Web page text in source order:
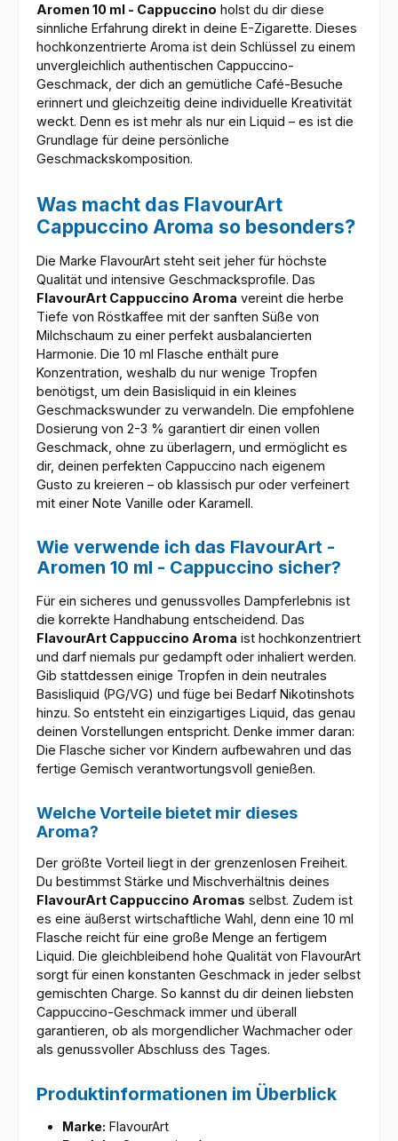
Aromen 10 ml - Cappuccino holst du dir diese
sinnliche Erfahrung direkt in deine E-Zigarette. Dieses
hochkonzentrierte Aroma ist dein Schlüssel zu einem
unvergleichlich authentischen Cappuccino-
Geschmack, der dich an gemütliche Café-Besuche
erinnert und gleichzeitig deine individuelle Kreativität
weckt. Denn es ist mehr als nur ein Liquid – es ist die
Grundlage für deine persönliche
Geschmackskomposition.
Was macht das FlavourArt
Cappuccino Aroma so besonders?
Die Marke FlavourArt steht seit jeher für höchste
Qualität und intensive Geschmacksprofile. Das
FlavourArt Cappuccino Aroma vereint die herbe
Tiefe von Röstkaffee mit der sanften Süße von
Milchschaum zu einer perfekt ausbalancierten
Harmonie. Die 10 ml Flasche enthält pure
Konzentration, weshalb du nur wenige Tropfen
benötigst, um dein Basisliquid in ein kleines
Geschmackswunder zu verwandeln. Die empfohlene
Dosierung von 2-3 % garantiert dir einen vollen
Geschmack, ohne zu überlagern, und ermöglicht es
dir, deinen perfekten Cappuccino nach eigenem
Gusto zu kreieren – ob klassisch pur oder verfeinert
mit einer Note Vanille oder Karamell.
Wie verwende ich das FlavourArt -
Aromen 10 ml - Cappuccino sicher?
Für ein sicheres und genussvolles Dampferlebnis ist
die korrekte Handhabung entscheidend. Das
FlavourArt Cappuccino Aroma ist hochkonzentriert
und darf niemals pur gedampft oder inhaliert werden.
Gib stattdessen einige Tropfen in dein neutrales
Basisliquid (PG/VG) und füge bei Bedarf Nikotinshots
hinzu. So entsteht ein einzigartiges Liquid, das genau
deinen Vorstellungen entspricht. Denke immer daran:
Die Flasche sicher vor Kindern aufbewahren und das
fertige Gemisch verantwortungsvoll genießen.
Welche Vorteile bietet mir dieses
Aroma?
Der größte Vorteil liegt in der grenzenlosen Freiheit.
Du bestimmst Stärke und Mischverhältnis deines
FlavourArt Cappuccino Aromas selbst. Zudem ist
es eine äußerst wirtschaftliche Wahl, denn eine 10 ml
Flasche reicht für eine große Menge an fertigem
Liquid. Die gleichbleibend hohe Qualität von FlavourArt
sorgt für einen konstanten Geschmack in jeder selbst
gemischten Charge. So kannst du dir deinen liebsten
Cappuccino-Geschmack immer und überall
garantieren, ob als morgendlicher Wachmacher oder
als genussvoller Abschluss des Tages.
Produktinformationen im Überblick
Marke: FlavourArt